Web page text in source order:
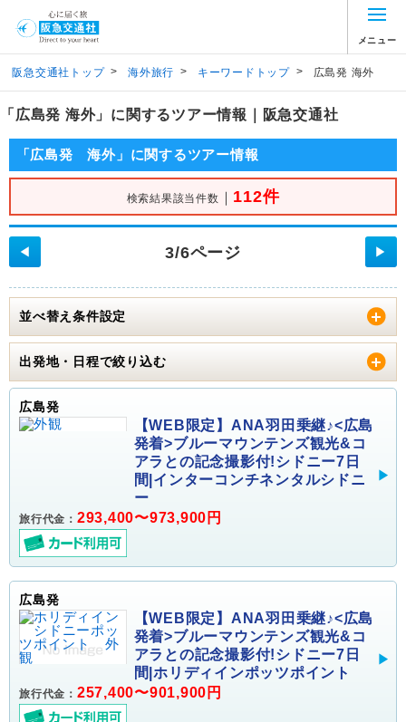
メニュー
阪急交通社トップ > 海外旅行 > キーワードトップ > 広島発 海外
「広島発 海外」に関するツアー情報｜阪急交通社
「広島発 海外」に関するツアー情報
検索結果該当件数 ｜ 112件
◀ 3/6ページ ▶
並べ替え条件設定
出発地・日程で絞り込む
広島発
【WEB限定】ANA羽田乗継♪<広島
発着>ブルーマウンテンズ観光&コ
アラとの記念撮影付!シドニー7日
間|インターコンチネンタルシドニ
ー
旅行代金： 293,400〜973,900円
広島発
【WEB限定】ANA羽田乗継♪<広島
発着>ブルーマウンテンズ観光&コ
アラとの記念撮影付!シドニー7日
間|ホリディインポッツポイント
旅行代金： 257,400〜901,900円